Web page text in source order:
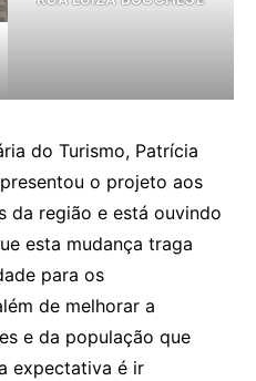
do Turismo, Patrícia
o projeto aos
da região e está ouvindo
esta mudança traga
para os
de melhorar a
e da população que
expectativa é ir